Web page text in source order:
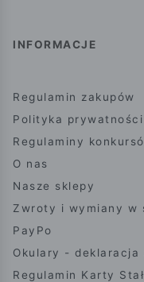
INFORMACJE
Regulamin zakupów
Polityka prywatności
Regulaminy
O nas
Nasze sklepy
Zwroty i wymiany w
PayPo
Okulary - deklaracja
Regulamin Karty